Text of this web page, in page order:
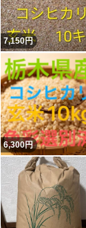
いいね！
7,150円
いいね！
6,300円